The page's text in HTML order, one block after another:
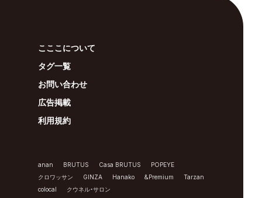
こここについて
タグ一覧
お問い合わせ
広告掲載
利用規約
anan BRUTUS Casa BRUTUS
POPEYE
クロワッサン
GINZA Hanako &Premium
Tarzan
colocal
クウネル・サロン